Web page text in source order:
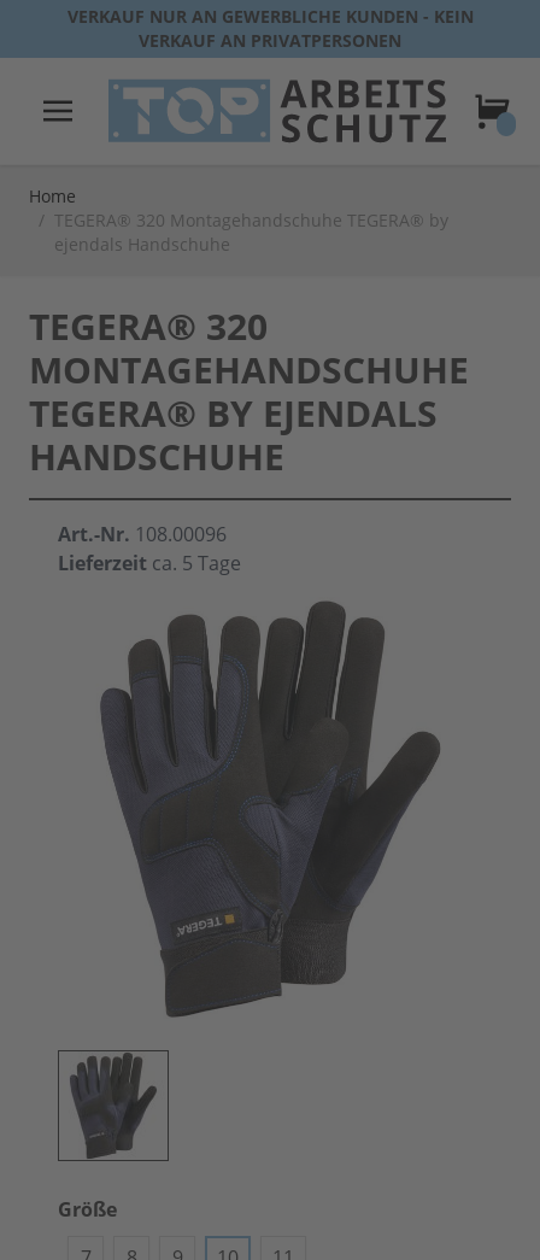
Direkt zum Inhalt
VERKAUF NUR AN GEWERBLICHE KUNDEN - KEIN
VERKAUF AN PRIVATPERSONEN
Home
/ TEGERA® 320 Montagehandschuhe TEGERA® by
ejendals Handschuhe
TEGERA® 320
MONTAGEHANDSCHUHE
TEGERA® BY EJENDALS
HANDSCHUHE
Art.-Nr. 108.00096
Lieferzeit ca. 5 Tage
Größe